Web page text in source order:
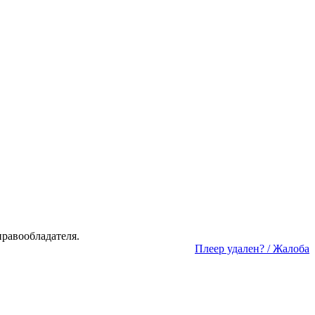
Пле­ер уда­лен? / Жа­ло­ба